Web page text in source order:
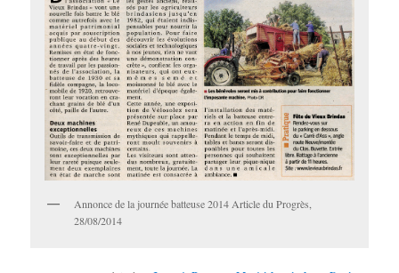
Annonce de la journée batteuse 2014 Article du Progrès,
28/08/2014